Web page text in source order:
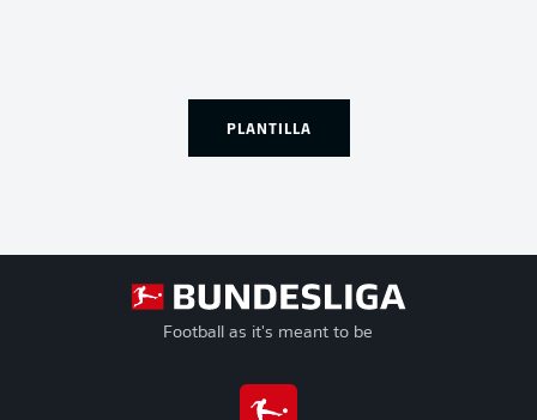
PLANTILLA
Football as it's meant to be